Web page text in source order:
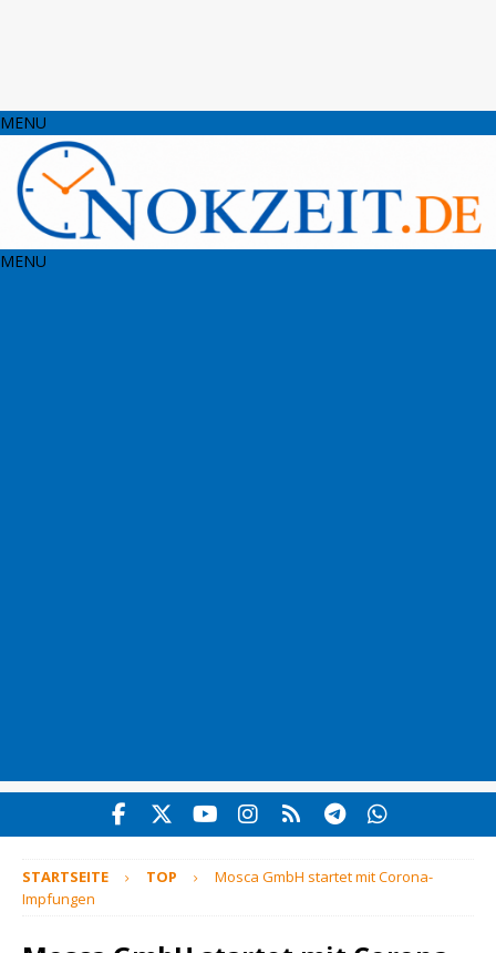
MENU
MENU
STARTSEITE TOP
Mosca GmbH startet mit Corona-
Impfungen